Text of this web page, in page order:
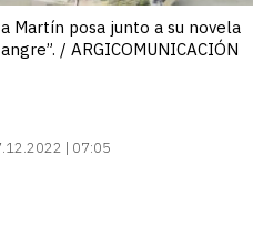
Martín posa junto a su novela
/ ARGICOMUNICACIÓN
| 07:05